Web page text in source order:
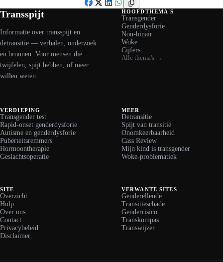
Facebook
X LinkedIn
WhatsApp
Transspijt
Informatie over transspijt en
detransitie — verhalen, onderzoek
en bronnen. Voor mensen die
twijfelen, spijt hebben, of meer
willen weten.
HOOFDTHEMA'S
Transgender
Genderdysforie
Non-binair
Woke
Cijfers
Alle thema's →
VERDIEPING
Transgender test
Rapid-onset genderdysforie
Autisme en genderdysforie
Puberteitsremmers
Hormoontherapie
Geslachtsoperatie
MEER
Detransitie
Spijt van transitie
Onomkeerbaarheid
Cass Review
Mijn kind is transgender
Woke-problematiek
SITE
Overzicht
Hulp
Over ons
Contact
Privacybeleid
Disclaimer
VERWANTE SITES
Genderellende
Transitieschade
Genderrisico
Transkompas
Transwijzer